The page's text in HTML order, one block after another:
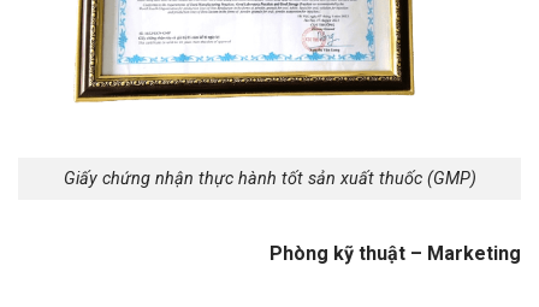
Giấy chứng nhận thực hành tốt sản xuất thuốc (GMP)
Phòng kỹ thuật – Marketing